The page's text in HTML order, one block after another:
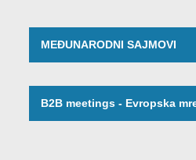
MEĐUNARODNI SAJMOVI
B2B meetings - Evropska